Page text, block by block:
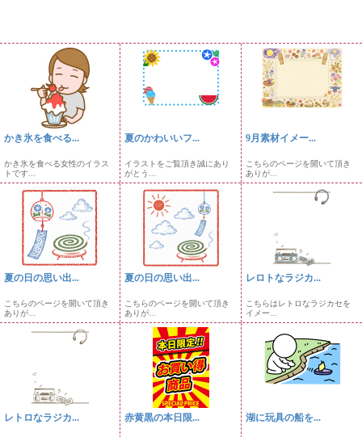
かき氷を食べる...
かき氷を食べる女性のイラス
トです...
夏のかわいいフ...
イラストをご覧頂き誠にあり
がとう...
9月素材イメー...
こちらのページを開いて頂き
ありが...
夏の日の思い出...
こちらのページを開いて頂き
ありが...
夏の日の思い出...
こちらのページを開いて頂き
ありが...
レロトなラジカ...
こちらはレトロなラジカセを
イメー...
レトロなラジカ... 赤黄黒の本日限... 湖に玩具の船を...